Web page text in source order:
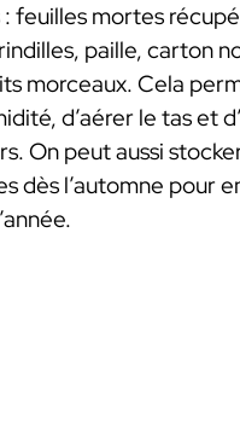
feuilles mortes
paille, carton
morceaux. Cela
d’aérer le tas et
On peut aussi
dès l’automne pour